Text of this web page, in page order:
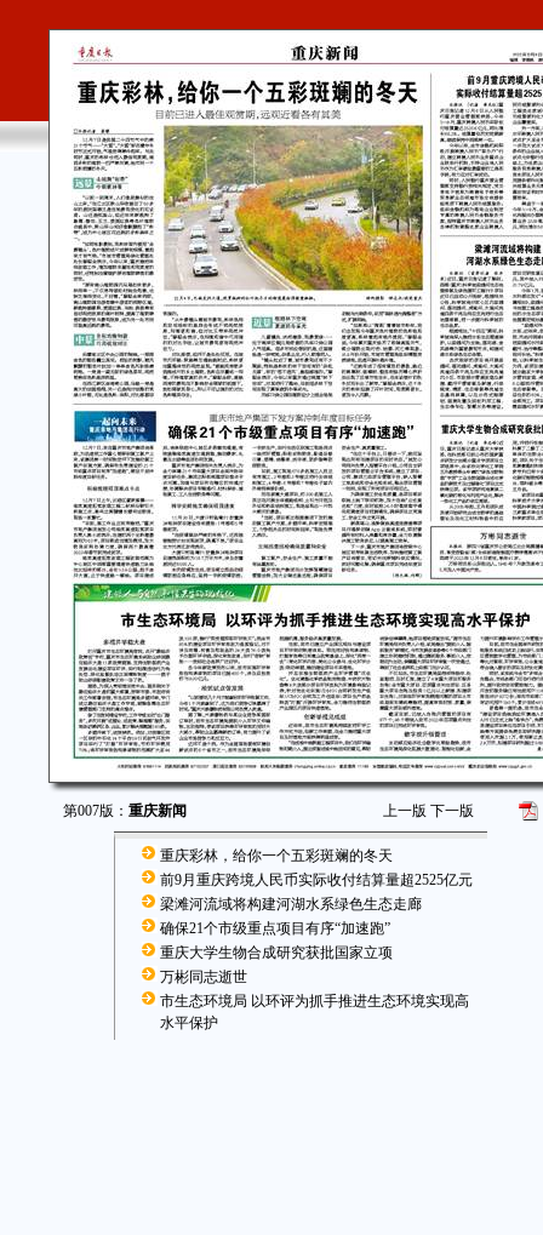
第007版： 重庆新闻 上一版 下一版
重庆彩林，给你一个五彩斑斓的冬天
前9月重庆跨境人民币实际收付结算量超2525亿元
梁滩河流域将构建河湖水系绿色生态走廊
确保21个市级重点项目有序“加速跑”
重庆大学生物合成研究获批国家立项
万彬同志逝世
市生态环境局 以环评为抓手推进生态环境实现高
水平保护